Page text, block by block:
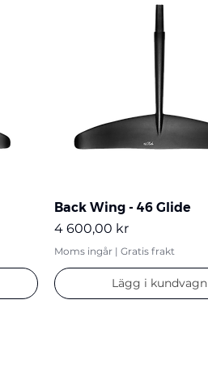
Back Wing - 46 Glide
Pris
4 600,00 kr
Moms ingår | Gratis frakt
Lägg i kundvagn